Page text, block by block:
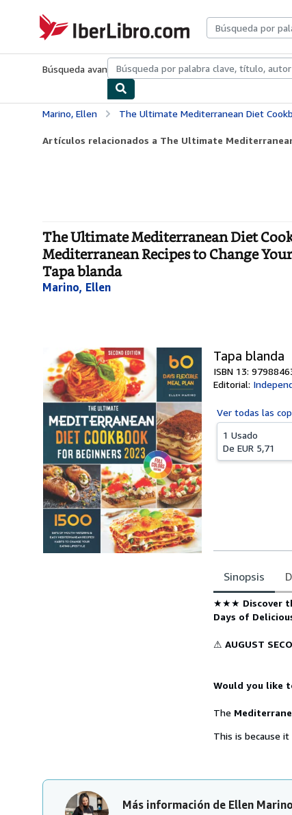
IberLibro.com
Búsqueda avanzadaColecciones Libros antiguosArte y
Marino, Ellen The Ultimate Mediterranean Diet Cookbook for Beginners: 1500 Days of Delicious & Healthy
Artículos relacionados a The Ultimate
The Ultimate Mediterranean Diet
Mediterranean Recipes to Change
Tapa blanda
Marino, Ellen
Tapa blanda
ISBN 13:
Editorial:
Ver todas las
1 Usado
De EUR 5,71
Sinopsis
Sinopsis
★★★ Discover
Days of
⚠ AUGUST
Would you like
The
This is because
Más información de Ellen Marino